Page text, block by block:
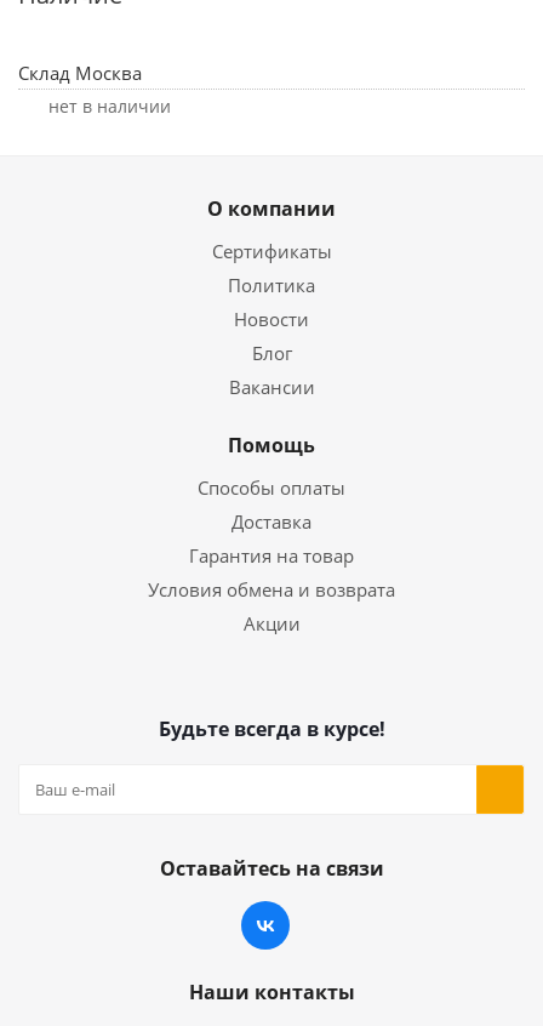
Склад Москва
Нет в наличии
О компании
Сертификаты
Политика
Новости
Блог
Вакансии
Помощь
Способы оплаты
Доставка
Гарантия на товар
Условия обмена и возврата
Акции
Будьте всегда в курсе!
Оставайтесь на связи
Наши контакты